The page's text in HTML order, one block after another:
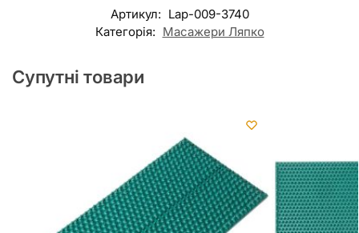
Артикул: Lap-009-3740
Категорія: Масажери Ляпко
Супутні товари